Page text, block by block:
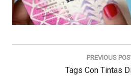
Navegación
PREVIOUS
Previous
Tags Con Tintas